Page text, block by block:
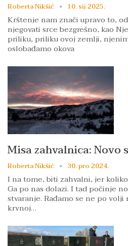
Roberta Nikšić 10. sij 2025.
Krštenje nam znači upravo to,
njegovati srce bezgrešno, kao
priliku, priliku ovoj zemlji,
oslobađamo okova
Misa zahvalnica: Novo
Roberta Nikšić 30. pro 2024.
I na tome, biti zahvalni, jer
Ga po nas dolazi. I tad počinje
stvaranje. Rađamo se ne po
krvnoj…